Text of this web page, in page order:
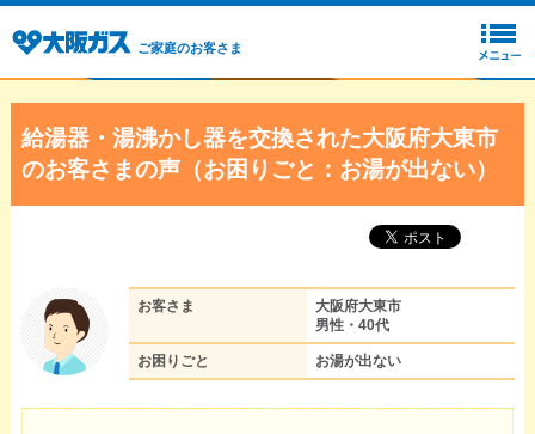
ご家庭のお客さま
給湯器・湯沸かし器を交換された大阪府大東市
のお客さまの声（お困りごと：お湯が出ない）
お客さま
大阪府大東市
男性・40代
お困りごと お湯が出ない